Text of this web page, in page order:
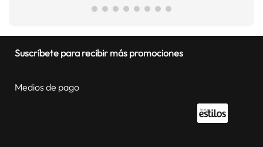
Suscríbete para recibir más promociones
Medios de pago